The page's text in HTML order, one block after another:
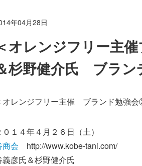
年04月28日
オレンジフリー主
杉野健介氏 ブラン
オレンジフリー主催 ブランド勉強
０１４年４月２６日（土）
商会 http://www.kobe-tani.com/
義彦氏＆杉野健介氏